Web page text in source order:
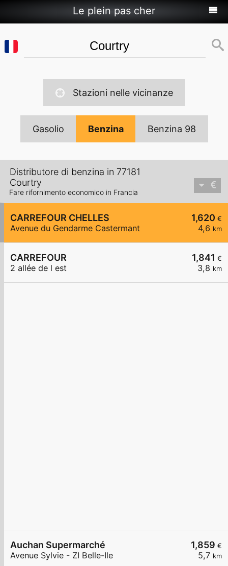
Le plein pas cher
Stazioni nelle vicinanze
Gasolio Benzina Benzina 98
Distributore di benzina in 77181
Courtry
Fare rifornimento economico in Francia
1,620 €
4,6 km
CARREFOUR CHELLES
Avenue du Gendarme Castermant
1,841 €
3,8 km
CARREFOUR
2 allée de l est
1,859 €
5,7 km
Auchan Supermarché
Avenue Sylvie - ZI Belle-Ile